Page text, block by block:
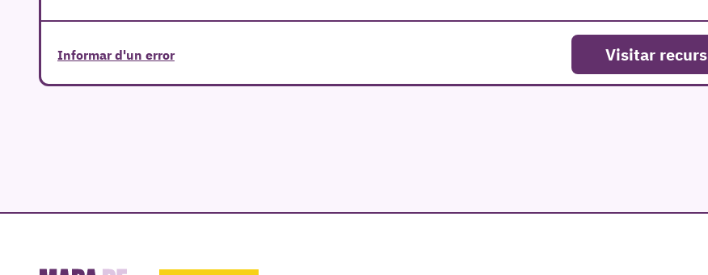
Informar d'un error Visitar recurs